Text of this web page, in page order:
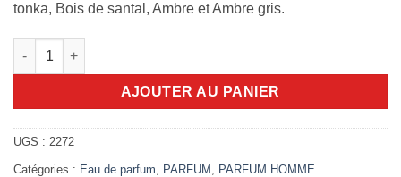
tonka, Bois de santal, Ambre et Ambre gris.
quantité de Le beau Le Parfum intense 125ml
AJOUTER AU PANIER
UGS : 2272
Catégories : Eau de parfum PARFUM PARFUM HOMME